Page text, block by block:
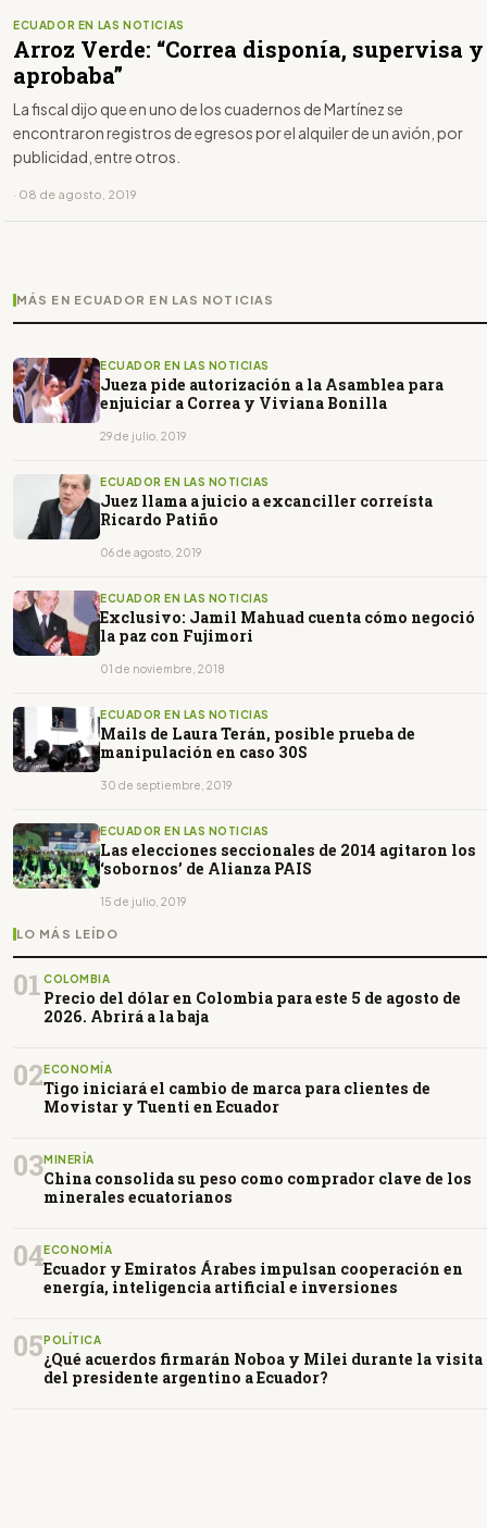
ECUADOR EN LAS NOTICIAS
Arroz Verde: “Correa disponía, supervisa y
aprobaba”
La fiscal dijo que en uno de los cuadernos de Martínez se
encontraron registros de egresos por el alquiler de un avión, por
publicidad, entre otros.
· 08 de agosto, 2019
MÁS EN ECUADOR EN LAS NOTICIAS
ECUADOR EN LAS NOTICIAS
Jueza pide autorización a la Asamblea para
enjuiciar a Correa y Viviana Bonilla
29 de julio, 2019
ECUADOR EN LAS NOTICIAS
Juez llama a juicio a excanciller correísta
Ricardo Patiño
06 de agosto, 2019
ECUADOR EN LAS NOTICIAS
Exclusivo: Jamil Mahuad cuenta cómo negoció
la paz con Fujimori
01 de noviembre, 2018
ECUADOR EN LAS NOTICIAS
Mails de Laura Terán, posible prueba de
manipulación en caso 30S
30 de septiembre, 2019
ECUADOR EN LAS NOTICIAS
Las elecciones seccionales de 2014 agitaron los
‘sobornos’ de Alianza PAIS
15 de julio, 2019
LO MÁS LEÍDO
01 COLOMBIA
Precio del dólar en Colombia para este 5 de agosto de
2026. Abrirá a la baja
02ECONOMÍA
Tigo iniciará el cambio de marca para clientes de
Movistar y Tuenti en Ecuador
03MINERÍA
China consolida su peso como comprador clave de los
minerales ecuatorianos
04ECONOMÍA
Ecuador y Emiratos Árabes impulsan cooperación en
energía, inteligencia artificial e inversiones
05POLÍTICA
¿Qué acuerdos firmarán Noboa y Milei durante la visita
del presidente argentino a Ecuador?